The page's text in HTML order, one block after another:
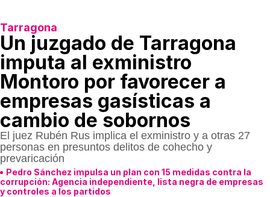
Tarragona
Un juzgado de Tarragona
imputa al exministro
Montoro por favorecer a
empresas gasísticas a
cambio de sobornos
El juez Rubén Rus implica el exministro y a otras 27
personas en presuntos delitos de cohecho y
prevaricación
Pedro Sánchez impulsa un plan con 15 medidas contra la
corrupción: Agencia independiente, lista negra de empresas
y controles a los partidos